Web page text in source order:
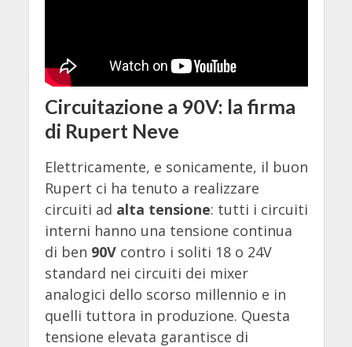
Circuitazione a 90V: la firma
di Rupert Neve
Elettricamente, e sonicamente, il buon
Rupert ci ha tenuto a realizzare
circuiti ad alta tensione: tutti i circuiti
interni hanno una tensione continua
di ben 90Vcontro i soliti 18 o 24V
standard nei circuiti dei mixer
analogici dello scorso millennio e in
quelli tuttora in produzione. Questa
tensione elevata garantisce di